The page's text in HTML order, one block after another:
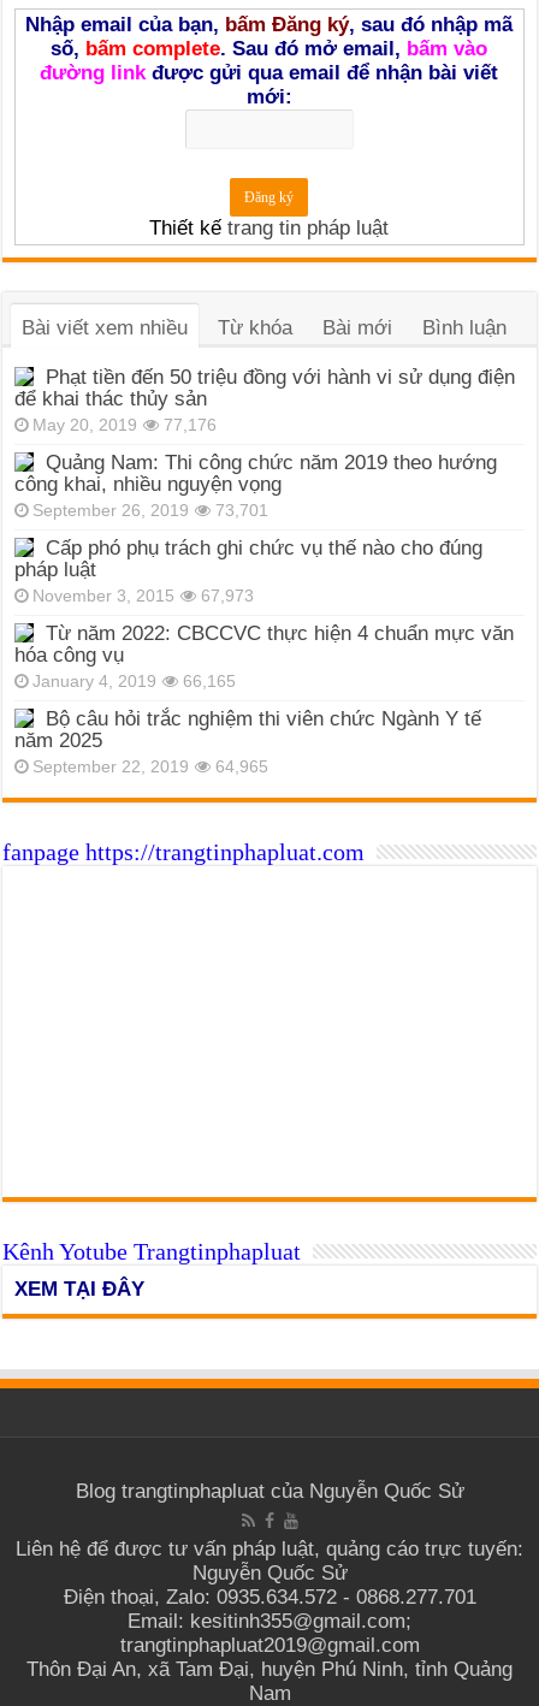
Nhập email của bạn, bấm Đăng ký, sau đó nhập mã
số, bấm complete. Sau đó mở email, bấm vào
đường linkđược gửi qua email để nhận bài viết
mới:
Thiết kếtrang tin pháp luật
Bài viết xem nhiều Từ khóa Bài mới Bình luận
Phạt tiền đến 50 triệu đồng với hành vi sử dụng điện
để khai thác thủy sản
May 20, 2019 77,176
Quảng Nam: Thi công chức năm 2019 theo hướng
công khai, nhiều nguyện vọng
September 26, 2019 73,701
Cấp phó phụ trách ghi chức vụ thế nào cho đúng
pháp luật
November 3, 2015 67,973
Từ năm 2022: CBCCVC thực hiện 4 chuẩn mực văn
hóa công vụ
January 4, 2019 66,165
Bộ câu hỏi trắc nghiệm thi viên chức Ngành Y tế
năm 2025
September 22, 2019 64,965
fanpage https://trangtinphapluat.com
Kênh Yotube Trangtinphapluat
XEM TẠI ĐÂY
Blog trangtinphapluat của Nguyễn Quốc Sử
Liên hệ để được tư vấn pháp luật, quảng cáo trực tuyến:
Nguyễn Quốc Sử
Điện thoại, Zalo: 0935.634.572 - 0868.277.701
Email: kesitinh355@gmail.com;
trangtinphapluat2019@gmail.com
Thôn Đại An, xã Tam Đại, huyện Phú Ninh, tỉnh Quảng
Nam